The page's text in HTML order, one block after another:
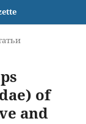
of
and